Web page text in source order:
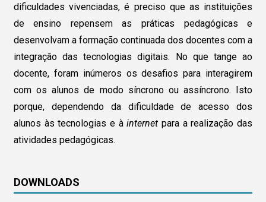
dificuldades vivenciadas, é preciso que as instituições
de ensino repensem as práticas pedagógicas e
desenvolvam a formação continuada dos docentes com a
integração das tecnologias digitais. No que tange ao
docente, foram inúmeros os desafios para interagirem
com os alunos de modo síncrono ou assíncrono. Isto
porque, dependendo da dificuldade de acesso dos
alunos às tecnologias e àinternet para a realização das
atividades pedagógicas.
DOWNLOADS